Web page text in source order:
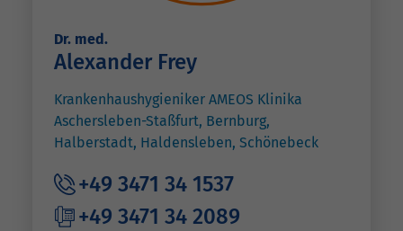
Dr. med.
Alexander Frey
Krankenhaushygieniker AMEOS Klinika
Aschersleben-Staßfurt, Bernburg,
Halberstadt, Haldensleben, Schönebeck
+49 3471 34 1537
+49 3471 34 2089